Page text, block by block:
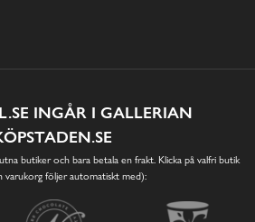
INGÅR I GALLERIAN
butiker och bara betala en frakt. Klicka på valfri butik
varukorg följer automatiskt med):